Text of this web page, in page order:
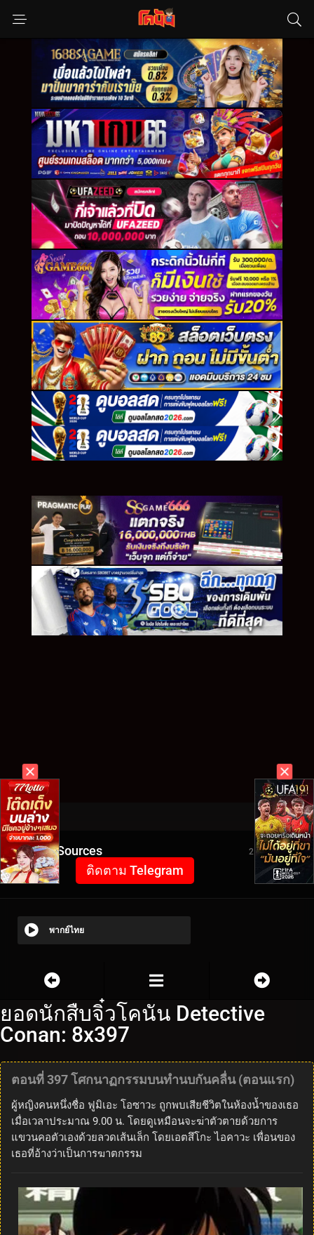
Video Sources 2181 Views
ติดตาม Telegram
พากย์ไทย
ยอดนักสืบจิ๋วโคนัน Detective
Conan: 8x397
ตอนที่ 397 โศกนาฏกรรมบนทำนบกันคลื่น (ตอนแรก)
ผู้หญิงคนหนึ่งชื่อ ฟูมิเอะ โอซาวะ ถูกพบเสียชีวิตในห้องน้ำของเธอ
เมื่อเวลาประมาณ 9.00 น. โดยดูเหมือนจะฆ่าตัวตายด้วยการ
แขวนคอตัวเองด้วยลวดเส้นเล็ก โดยเอตสึโกะ ไอคาวะ เพื่อนของ
เธอที่อ้างว่าเป็นการฆาตกรรม